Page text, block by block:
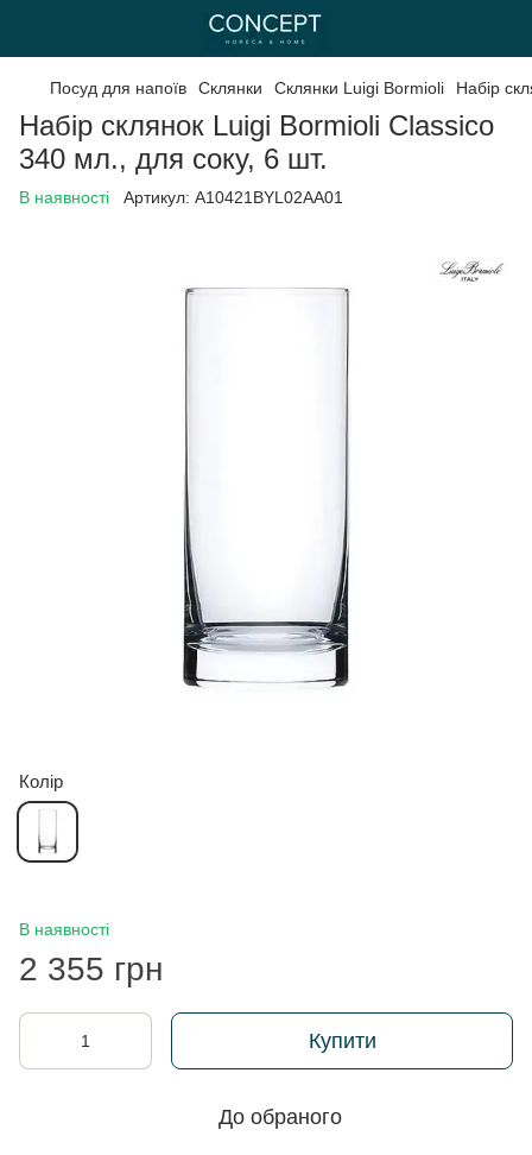
Посуд для напоїв Склянки Склянки Luigi Bormioli Набір
Набір склянок Luigi Bormioli Classico
340 мл., для соку, 6 шт.
В наявності Артикул: A10421BYL02AA01
Колір
В наявності
2 355 грн
Купити
До обраного